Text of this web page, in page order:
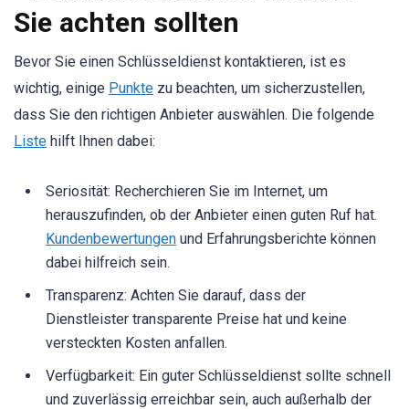
Sie achten sollten
Bevor Sie einen Schlüsseldienst kontaktieren, ist es
wichtig, einige Punkte zu beachten, um sicherzustellen,
dass Sie den richtigen Anbieter auswählen. Die folgende
Liste hilft Ihnen dabei:
Seriosität: Recherchieren Sie im Internet, um
herauszufinden, ob der Anbieter einen guten Ruf hat.
Kundenbewertungen und Erfahrungsberichte können
dabei hilfreich sein.
Transparenz: Achten Sie darauf, dass der
Dienstleister transparente Preise hat und keine
versteckten Kosten anfallen.
Verfügbarkeit: Ein guter Schlüsseldienst sollte schnell
und zuverlässig erreichbar sein, auch außerhalb der